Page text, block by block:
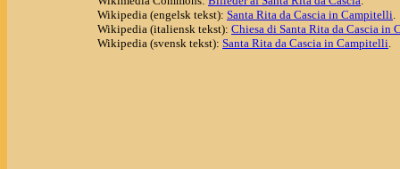
Wikipedia (engelsk tekst): Santa Rita da Cascia in Campitelli.
Wikipedia (italiensk tekst): Chiesa di Santa Rita da Cascia in
Wikipedia (svensk tekst): Santa Rita da Cascia in Campitelli.